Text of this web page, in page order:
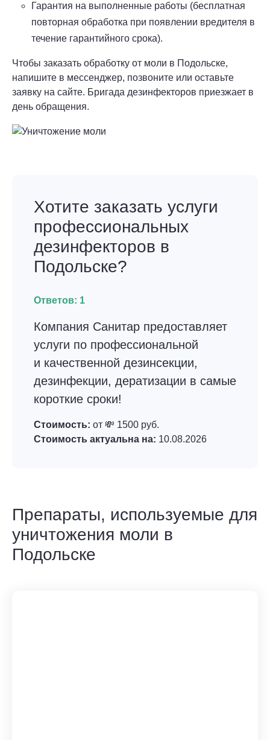
Гарантия на выполненные работы (бесплатная
повторная обработка при появлении вредителя в
течение гарантийного срока).
Чтобы заказать обработку от моли в Подольске,
напишите в мессенджер, позвоните или оставьте
заявку на сайте. Бригада дезинфекторов приезжает в
день обращения.
Хотите заказать услуги
профессиональных
дезинфекторов в
Подольске?
Ответов: 1
Компания Санитар предоставляет
услуги по профессиональной
и качественной дезинсекции,
дезинфекции, дератизации в самые
короткие сроки!
Стоимость: от 💸 1500 руб.
Стоимость актуальна на: 10.08.2026
Препараты, используемые для
уничтожения моли в
Подольске